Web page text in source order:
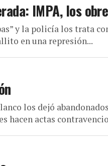
IMPA, los
y la policía los trata
en una represión...
los dejó
hacen actas